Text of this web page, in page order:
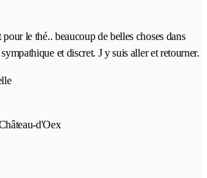
le thé.. beaucoup de belles choses dans
et discret. J y suis aller et retourner.
d'Oex